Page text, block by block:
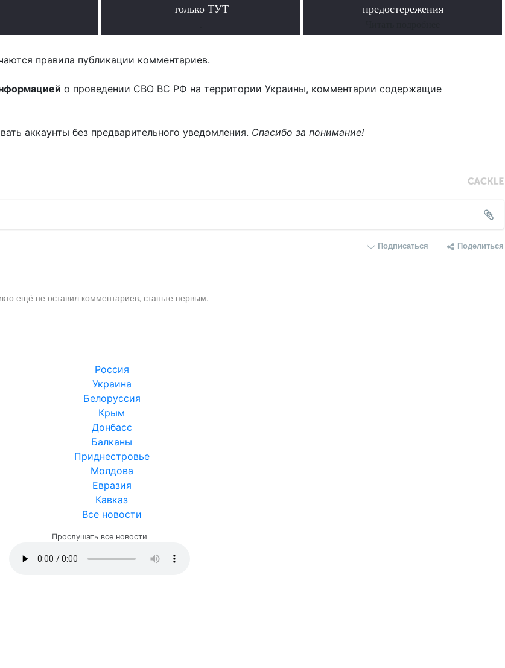
только ТУТ
предостережения
правила публикации комментариев.
о проведении СВО ВС РФ на территории Украины, комментарии содержащие
аккаунты без предварительного уведомления. Спасибо за понимание!
Подписаться Поделиться
ещё не оставил комментариев, станьте первым.
Россия
Украина
Белоруссия
Крым
Донбасс
Балканы
Приднестровье
Молдова
Евразия
Кавказ
Все новости
Прослушать все новости